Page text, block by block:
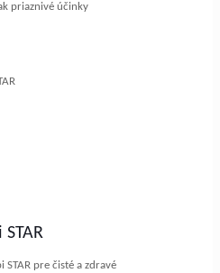
priaznivé účinky
pre čisté a zdravé